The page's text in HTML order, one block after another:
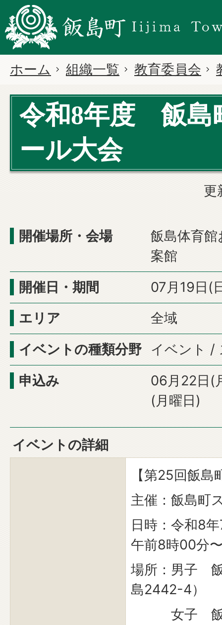
ホーム 組織一覧 教育委員会
令和8年度 飯島
ール大会
更
開催場所・会場
飯島体育
案館
開催日・期間
07月19日(
エリア
全域
イベントの種類分野
イベント /
申込み
06月22日(
(月曜日)
イベントの詳細
【第25回飯
主催：飯島町
日時：令和8
午前8時00分
場所：男子
島2442-4）
女子 飯島